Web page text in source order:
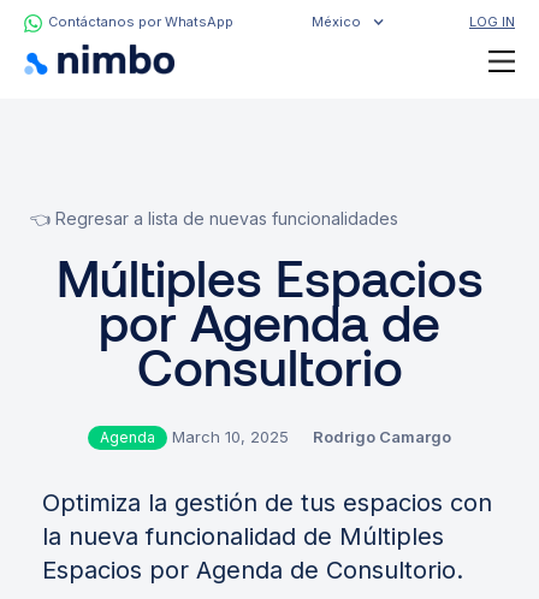
Contáctanos por WhatsApp México LOG IN
👈 Regresar a lista de nuevas funcionalidades
Múltiples Espacios
por Agenda de
Consultorio
Agenda March 10, 2025 Rodrigo Camargo
Optimiza la gestión de tus espacios con
la nueva funcionalidad de Múltiples
Espacios por Agenda de Consultorio.